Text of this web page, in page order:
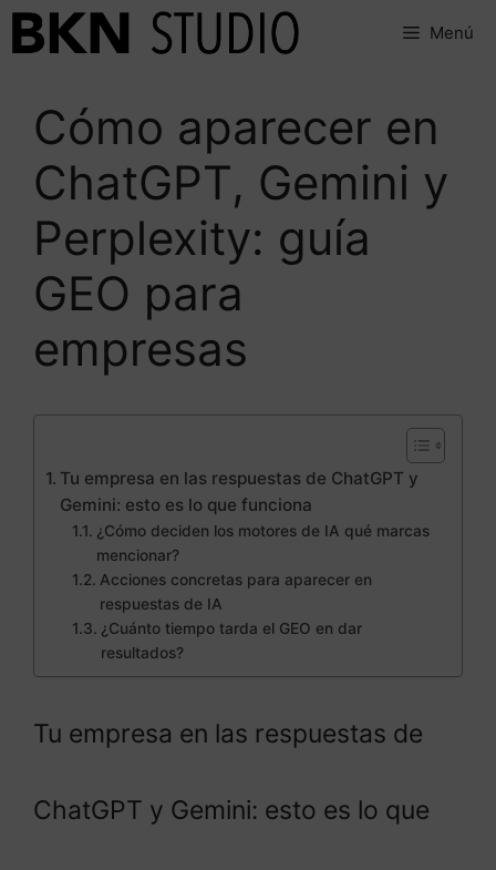
Saltar
Menú
Cómo aparecer en
ChatGPT, Gemini y
Perplexity: guía
GEO para
empresas
Tu empresa en las respuestas de ChatGPT y
Gemini: esto es lo que funciona
¿Cómo deciden los motores de IA qué marcas
mencionar?
Acciones concretas para aparecer en
respuestas de IA
¿Cuánto tiempo tarda el GEO en dar
resultados?
Tu empresa en las respuestas de
ChatGPT y Gemini: esto es lo que